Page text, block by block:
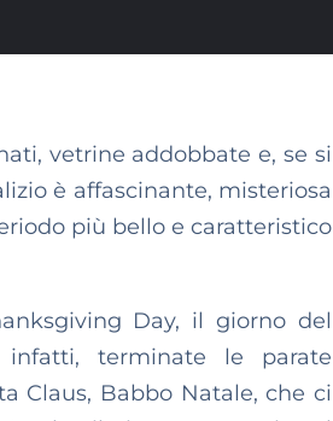
vetrine addobbate e, se si
è affascinante, misteriosa
più bello e caratteristico
Day, il giorno del
infatti, terminate le parate
Claus, Babbo Natale, che ci